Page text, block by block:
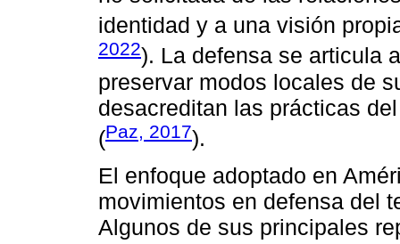
identidad y a una visión
2022). La defensa se articula
preservar modos locales de
desacreditan las prácticas
(Paz, 2017).
El enfoque adoptado en
movimientos en defensa del
Algunos de sus principales